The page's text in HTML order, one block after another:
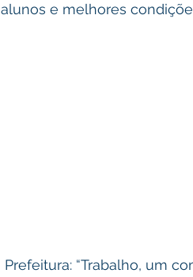
alunos e melhores
Prefeitura: “Trabalho, um